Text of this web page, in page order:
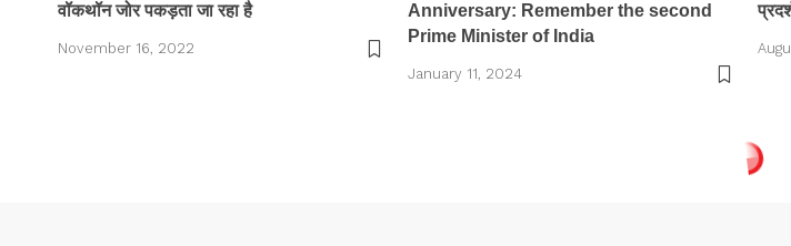
वॉकथॉन जोर पकड़ता जा रहा है
November 16, 2022
Anniversary: Remember the second
Prime Minister of India
January 11, 2024